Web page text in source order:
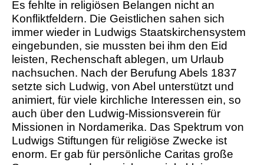
Es fehlte in religiösen Belangen nicht an
Konfliktfeldern. Die Geistlichen sahen sich
immer wieder in Ludwigs Staatskirchensystem
eingebunden, sie mussten bei ihm den Eid
leisten, Rechenschaft ablegen, um Urlaub
nachsuchen. Nach der Berufung Abels 1837
setzte sich Ludwig, von Abel unterstützt und
animiert, für viele kirchliche Interessen ein, so
auch über den Ludwig-Missionsverein für
Missionen in Nordamerika. Das Spektrum von
Ludwigs Stiftungen für religiöse Zwecke ist
enorm. Er gab für persönliche Caritas große